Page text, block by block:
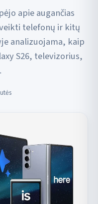
apie augančias
telefonų ir kitų
analizuojama, kaip
S26, televizorius,